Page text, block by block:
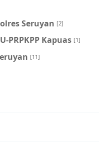
Seruyan [2]
PRPKPP Kapuas [1]
[11]